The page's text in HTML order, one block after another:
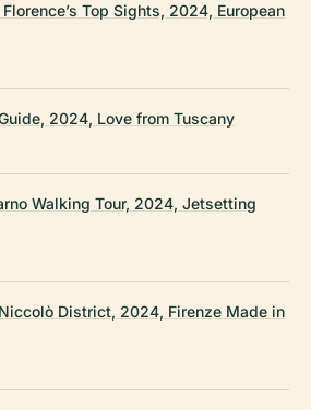
Top Sights, 2024, European
2024, Love from Tuscany
Walking Tour, 2024, Jetsetting
District, 2024, Firenze Made in